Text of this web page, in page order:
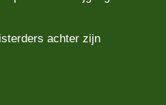
achter zijn